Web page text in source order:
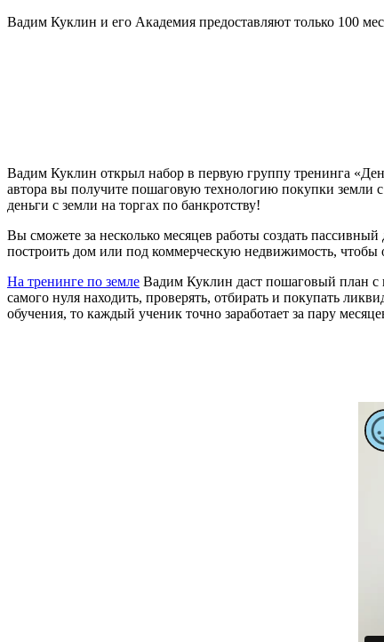
Вадим Куклин и его Академия предоставляют только 100
Вадим Куклин открыл набор в первую группу тренинга
автора вы получите пошаговую технологию покупки земли
деньги с земли на торгах по банкротству!
Вы сможете за несколько месяцев работы создать
построить дом или под коммерческую недвижимость, чтобы
На тренинге по земле Вадим Куклин даст пошаговый план с
самого нуля находить, проверять, отбирать и покупать
обучения, то каждый ученик точно заработает за пару